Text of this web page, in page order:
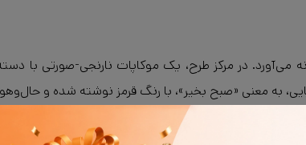
می‌آورد. در مرکز طرح، یک موکاپات نارنجی-صورتی با
این طراحی برای آشپزخانه، کافی‌بار یا حتی